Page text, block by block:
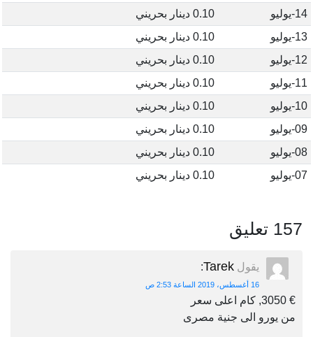
14-يوليو
0.10 دينار بحريني
13-يوليو
0.10 دينار بحريني
12-يوليو
0.10 دينار بحريني
11-يوليو
0.10 دينار بحريني
10-يوليو
0.10 دينار بحريني
09-يوليو
0.10 دينار بحريني
08-يوليو
0.10 دينار بحريني
07-يوليو
0.10 دينار بحريني
157 تعليق
يقول Tarek
:
16 أغسطس، 2019 الساعة 2:53 ص
€ 3050, كام اعلى سعر
من يورو الى جنية مصرى